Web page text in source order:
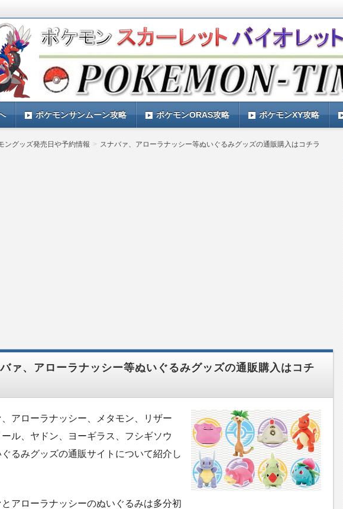
モン最新情報まとめ『POKEMON-TIMES』
SV(スカーレットバイオレット)の攻略や最新情報などをお届けする『POKEMON-
ポケモンSV(スカーレットバイオレット)の育成論やお得な情報なども紹介していきま
ポケモンサンムーン攻略 ポケモンORAS攻略 ポケモンXY攻略
ングッズ発売日や予約情報 スナバァ、アローラナッシー等ぬいぐるみグッズの通販購入はコチラ
ァ、アローラナッシー等ぬいぐるみグッズの通販購入はコチ
、アローラナッシー、メタモン、リザー
ール、ヤドン、ヨーギラス、フシギソウ
るみグッズの通販サイトについて紹介し
とアローラナッシーのぬいぐるみは多分初